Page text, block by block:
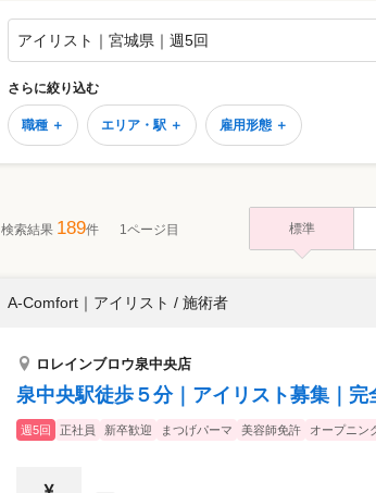
アイリスト｜宮城県｜週5回
さらに絞り込む
職種 ＋ エリア・駅 ＋ 雇用形態 ＋
検索結果 189件 1ページ目 標準
A-Comfort ｜ アイリスト / 施術者
ロレインブロウ泉中央店
泉中央駅徒歩５分｜アイリスト募集｜
週5回 正社員 新卒歓迎 まつげパーマ 美容師免許 オープニン